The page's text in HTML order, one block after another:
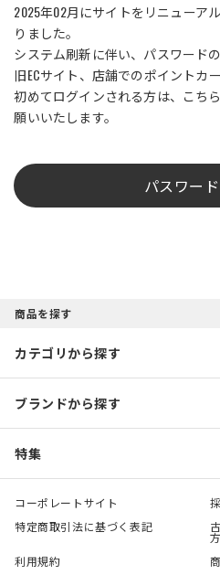
2025年02月にサイトをリニューア
りました。
システム刷新に伴い、パスワード
旧ECサイト、店舗でのポイントカ
初めてログインされる方は、こち
願いいたします。
パスワー
商品を探す
カテゴリから探す
ブランドから探す
特集
コーポレートサイト
特定商取引法に基づく表記
利用規約